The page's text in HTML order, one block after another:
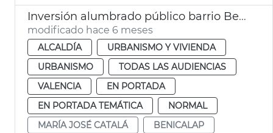
Inversión alumbrado público barrio Benicalap
modificado hace 6 meses
ALCALDÍA
URBANISMO Y VIVIENDA
URBANISMO
TODAS LAS AUDIENCIAS
VALENCIA
EN PORTADA
EN PORTADA TEMÁTICA
NORMAL
MARÍA JOSÉ CATALÁ
BENICALAP